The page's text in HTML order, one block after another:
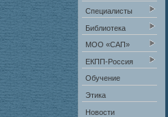
Специалисты
Библиотека
МОО «САП»
ЕКПП-Россия
Обучение
Этика
Новости